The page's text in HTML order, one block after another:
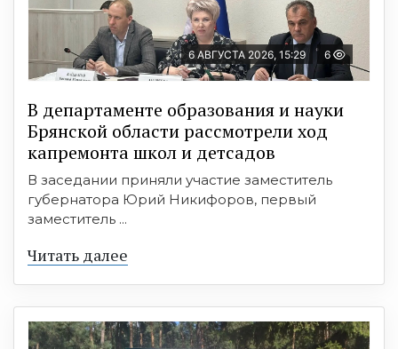
6 АВГУСТА 2026, 15:29 6
В департаменте образования и науки
Брянской области рассмотрели ход
капремонта школ и детсадов
В заседании приняли участие заместитель
губернатора Юрий Никифоров, первый
заместитель ...
Читать далее